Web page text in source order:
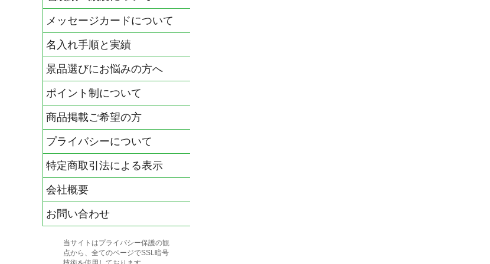
メッセージカードについて
名入れ手順と実績
景品選びにお悩みの方へ
ポイント制について
商品掲載ご希望の方
プライバシーについて
特定商取引法による表示
会社概要
お問い合わせ
当サイトはプライバシー保護の観
点から、全てのページでSSL暗号